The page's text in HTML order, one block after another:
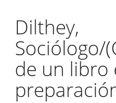
Dilthey,
Sociólogo/
de un libro